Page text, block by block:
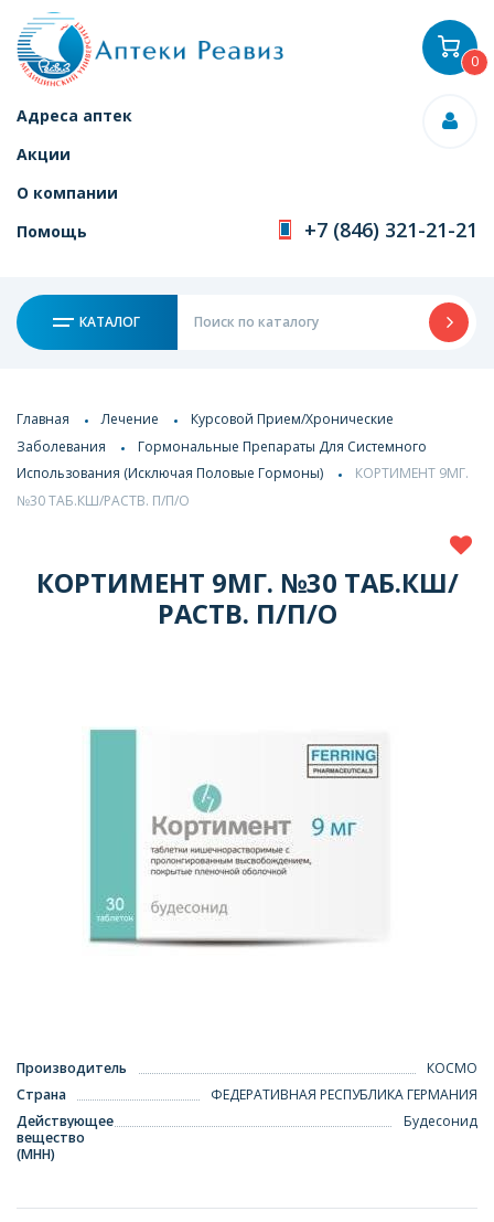
Адреса аптек
Акции
О компании
Помощь
+7 (846) 321-21-21
КАТАЛОГ
0
Главная Лечение
Курсовой Прием/Хронические
Заболевания
Гормональные Препараты Для Системного
Использования (Исключая Половые Гормоны)
КОРТИМЕНТ 9МГ.
№30 ТАБ.КШ/РАСТВ. П/П/О
КОРТИМЕНТ 9МГ. №30 ТАБ.КШ/
РАСТВ. П/П/О
Производитель
КОСМО
Страна
ФЕДЕРАТИВНАЯ РЕСПУБЛИКА ГЕРМАНИЯ
Действующее
вещество
(МНН)
Будесонид